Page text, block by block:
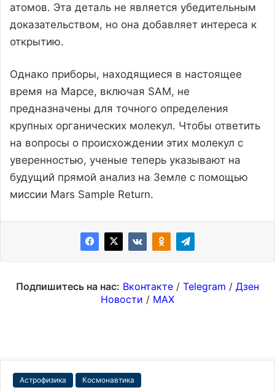
атомов. Эта деталь не является убедительным
доказательством, но она добавляет интереса к
открытию.
Однако приборы, находящиеся в настоящее
время на Марсе, включая SAM, не
предназначены для точного определения
крупных органических молекул. Чтобы ответить
на вопросы о происхождении этих молекул с
уверенностью, ученые теперь указывают на
будущий прямой анализ на Земле с помощью
миссии Mars Sample Return.
Подпишитесь на нас: Вконтакте / Telegram / Дзен
Новости / MAX